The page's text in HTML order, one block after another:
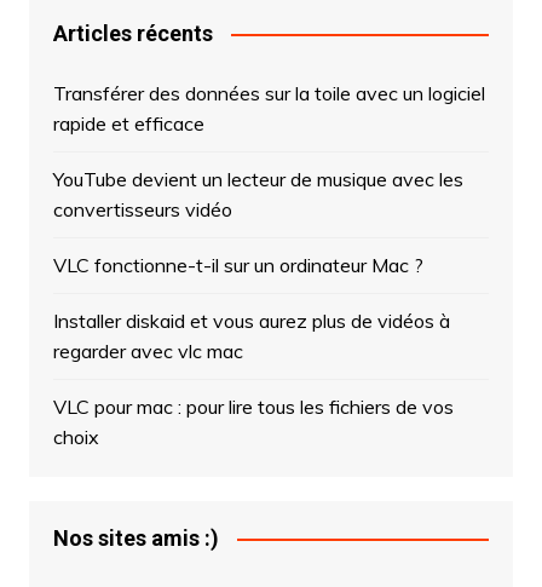
Articles récents
Transférer des données sur la toile avec un logiciel
rapide et efficace
YouTube devient un lecteur de musique avec les
convertisseurs vidéo
VLC fonctionne-t-il sur un ordinateur Mac ?
Installer diskaid et vous aurez plus de vidéos à
regarder avec vlc mac
VLC pour mac : pour lire tous les fichiers de vos
choix
Nos sites amis :)